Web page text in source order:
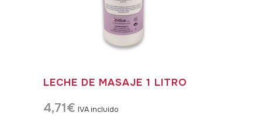
LECHE DE MASAJE 1 LITRO
4,71€ IVA incluido